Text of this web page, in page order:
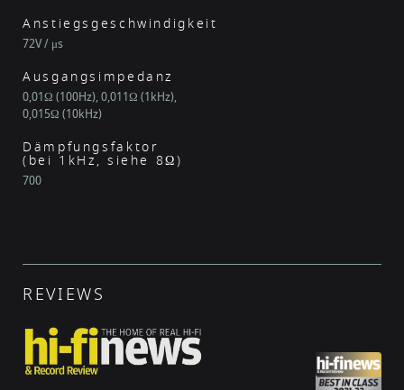
Anstiegsgeschwindigkeit
72V / μs
Ausgangsimpedanz
0,01Ω (100Hz), 0,011Ω (1kHz),
0,015Ω (10kHz)
Dämpfungsfaktor
(bei 1kHz, siehe 8Ω)
700
REVIEWS